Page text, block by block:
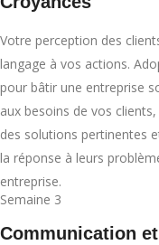
Votre perception des
langage à vos actions.
pour bâtir une entreprise
aux besoins de vos
des solutions pertinentes
la réponse à leurs
entreprise.
Semaine 3
Communication